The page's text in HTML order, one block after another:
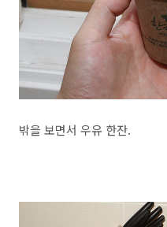
밖을 보면서 우유 한잔.